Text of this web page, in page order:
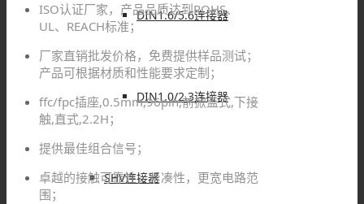
DIN1.6/5.6连接器
DIN1.0/2.3连接器
SHV连接器
ISO认证厂家，产品品质达到ROHS、
UL、REACH标准；
厂家直销批发价格，免费提供样品测试；
产品可根据材质和性能要求定制；
ffc/fpc插座,0.5mm,96pin,前掀盖式,下接
触,直式,2.2H；
提供最佳组合信号；
卓越的接触可靠性，紧凑性，更宽电路范
围；